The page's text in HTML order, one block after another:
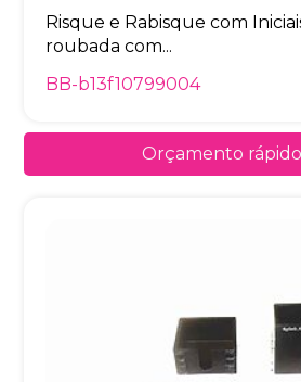
Risque e Rabisque com
roubada com...
BB-b13f10799004
Orçamento rápido